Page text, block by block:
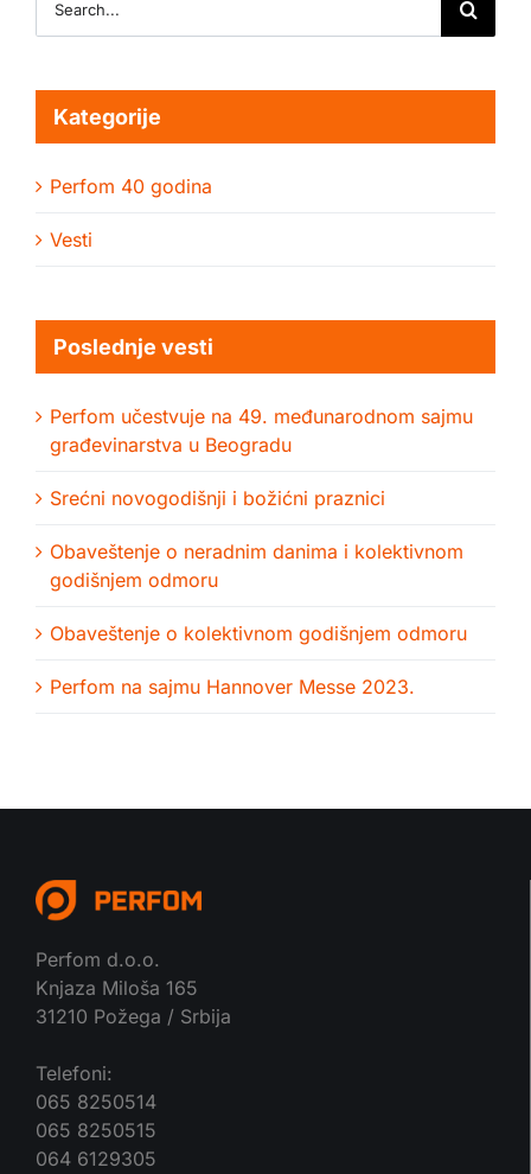
for:
Kategorije
Perfom 40 godina
Vesti
Poslednje vesti
Perfom učestvuje na 49. međunarodnom sajmu
građevinarstva u Beogradu
Srećni novogodišnji i božićni praznici
Obaveštenje o neradnim danima i kolektivnom
godišnjem odmoru
Obaveštenje o kolektivnom godišnjem odmoru
Perfom na sajmu Hannover Messe 2023.
Perfom d.o.o.
Knjaza Miloša 165
31210 Požega / Srbija
Telefoni:
065 8250514
065 8250515
064 6129305